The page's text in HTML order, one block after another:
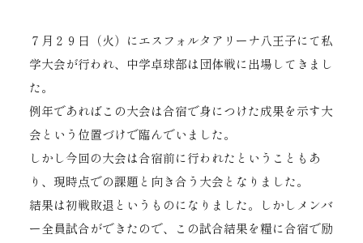
７月２９日（火）にエスフォルタアリーナ八王子にて私
学大会が行われ、中学卓球部は団体戦に出場してきまし
た。
例年であればこの大会は合宿で身につけた成果を示す大
会という位置づけで臨んでいました。
しかし今回の大会は合宿前に行われたということもあ
り、現時点での課題と向き合う大会となりました。
結果は初戦敗退というものになりました。しかしメンバ
ー全員試合ができたので、この試合結果を糧に合宿で励